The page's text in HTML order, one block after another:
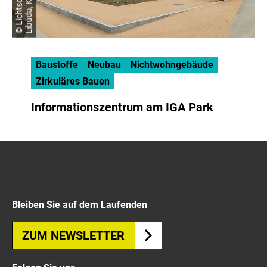
Baustoffe Neubau
Nichtwohngebäude
Zirkuläres Bauen
Informationszentrum am IGA Park
Bleiben Sie auf dem Laufenden
ZUM NEWSLETTER